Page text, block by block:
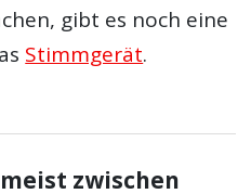
gibt es noch eine
Stimmgerät.
zwischen